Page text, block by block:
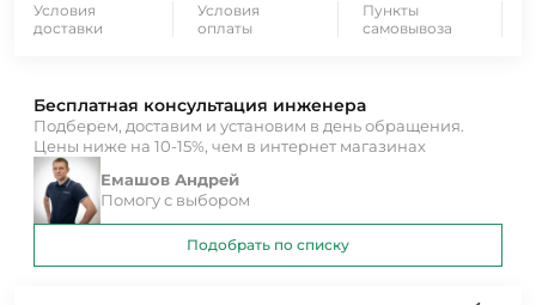
Условия
доставки
Условия
оплаты
Пункты
самовывоза
Бесплатная консультация инженера
Подберем, доставим и установим в день обращения.
Цены ниже на 10-15%, чем в интернет магазинах
Емашов Андрей
Помогу с выбором
Подобрать по списку